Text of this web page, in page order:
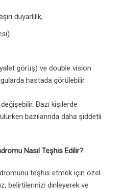
duyarlılık,
görüş) ve double vision
hastada görülebilir.
Bazı kişilerde
bazılarında daha şiddetli
Nasıl Teşhis Edilir?
teşhis etmek için özel
belirtilerinizi dinleyerek ve